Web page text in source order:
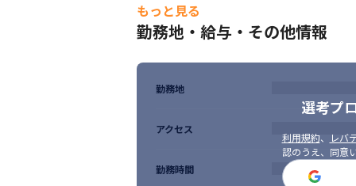
・失敗を恐れず行動できる方
・自身の技術領域を広げることを楽しめる
・チーム開発を好み、一緒に成長していけ
もっと見る
勤務地・給与・その他情報
選考プ
利用規約、
レバ
認のうえ、同意
勤務地
アクセス
勤務時間